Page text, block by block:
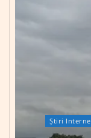
Știri Interne